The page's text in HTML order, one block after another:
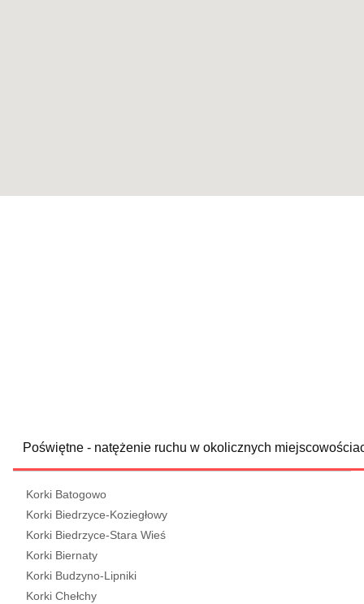
Poświętne - natężenie ruchu w okolicznych
Korki Batogowo
Korki Biedrzyce-Koziegłowy
Korki Biedrzyce-Stara Wieś
Korki Biernaty
Korki Budzyno-Lipniki
Korki Chełchy